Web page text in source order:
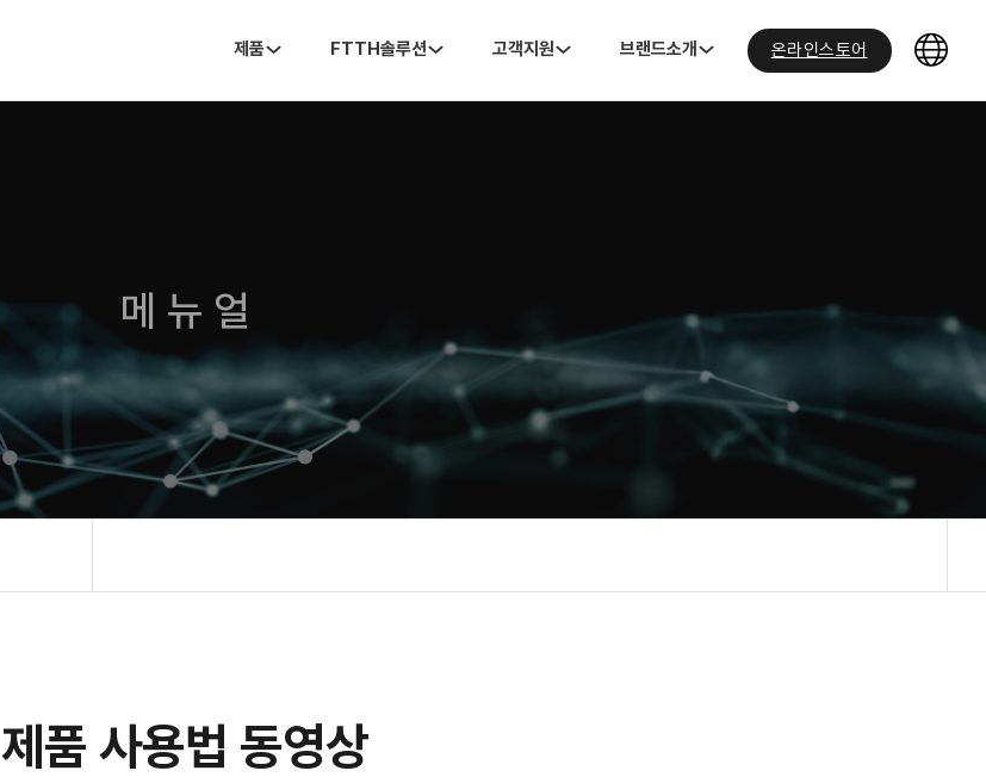
제품 FTTH솔루션 고객지원 브랜드소개 온라인스토어
메 뉴 얼
제품 사용법 동영상